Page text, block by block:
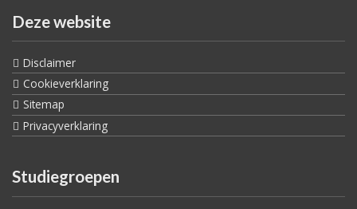
Deze website
Disclaimer
Cookieverklaring
Sitemap
Privacyverklaring
Studiegroepen